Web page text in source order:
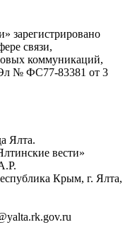
зарегистрировано
связи,
коммуникаций,
Эл № ФС77-83381 от 3
Ялта.
вести»
Крым, г. Ялта,